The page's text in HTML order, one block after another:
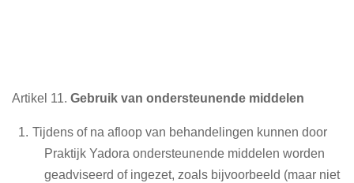
Artikel 11. Gebruik van ondersteunende middelen
Tijdens of na afloop van behandelingen kunnen door
Praktijk Yadora ondersteunende middelen worden
geadviseerd of ingezet, zoals bijvoorbeeld (maar niet